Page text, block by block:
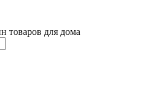
товаров для дома